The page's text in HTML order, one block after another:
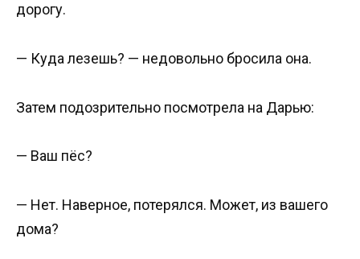
дорогу.
— Куда лезешь? — недовольно бросила она.
Затем подозрительно посмотрела на Дарью:
— Ваш пёс?
— Нет. Наверное, потерялся. Может, из вашего
дома?